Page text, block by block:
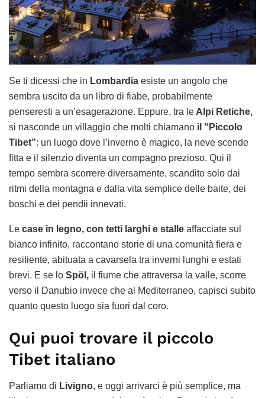
Se ti dicessi che in Lombardia esiste un angolo che
sembra uscito da un libro di fiabe, probabilmente
penseresti a un’esagerazione. Eppure, tra leAlpi Retiche,
si nasconde un villaggio che molti chiamano il “Piccolo
Tibet”: un luogo dove l’inverno è magico, la neve scende
fitta e il silenzio diventa un compagno prezioso. Qui il
tempo sembra scorrere diversamente, scandito solo dai
ritmi della montagna e dalla vita semplice delle baite, dei
boschi e dei pendii innevati.
Le case in legno, con tetti larghi e stalle affacciate sul
bianco infinito, raccontano storie di una comunità fiera e
resiliente, abituata a cavarsela tra inverni lunghi e estati
brevi. E se lo Spöl, il fiume che attraversa la valle, scorre
verso il Danubio invece che al Mediterraneo, capisci subito
quanto questo luogo sia fuori dal coro.
Qui puoi trovare il piccolo
Tibet italiano
Parliamo di Livigno, e oggi arrivarci è più semplice, ma